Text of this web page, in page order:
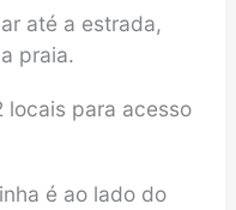
até a estrada,
praia.
locais para acesso
é ao lado do